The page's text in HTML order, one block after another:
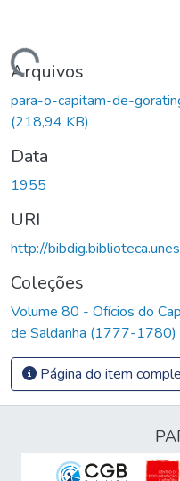
Carregando...
Arquivos
para-o-capitam-de-
(218,94 KB)
Data
1955
URI
http://
Coleções
Volume 80 - Ofícios do
de Saldanha (1777-1780)
Página do item